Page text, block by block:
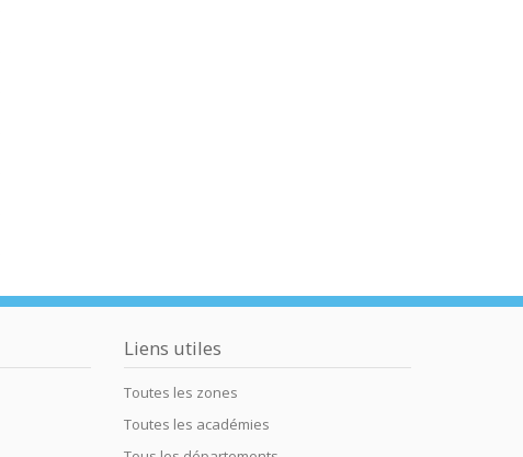
Liens utiles
Toutes les zones
Toutes les académies